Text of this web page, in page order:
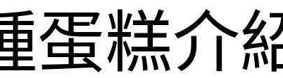
蛋糕介